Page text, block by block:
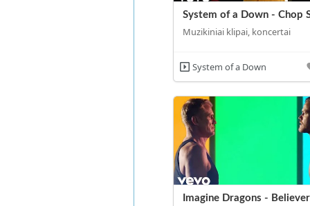
System of a Down - Chop
Muzikiniai klipai, koncertai
System of a Down
Imagine Dragons - Believer